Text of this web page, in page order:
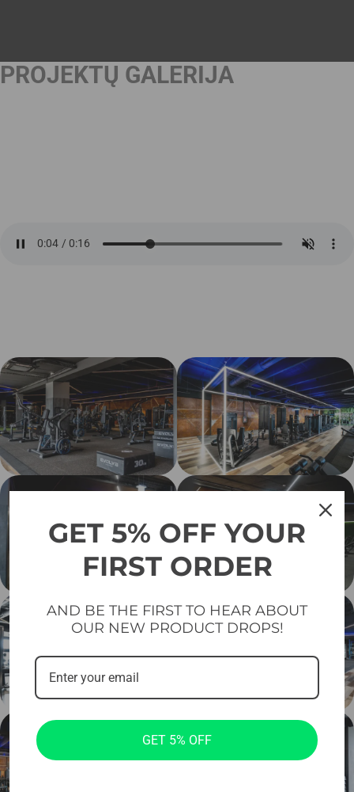
PROJEKTŲ GALERIJA
GET 5% OFF YOUR
FIRST ORDER
AND BE THE FIRST TO HEAR ABOUT
OUR NEW PRODUCT DROPS!
GET 5% OFF